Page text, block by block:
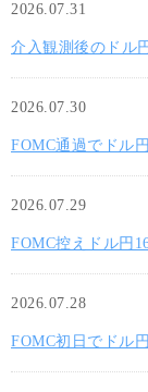
2026.07.31
介入観測後のドル
2026.07.30
FOMC通過でドル
2026.07.29
FOMC控えドル円
2026.07.28
FOMC初日でドル